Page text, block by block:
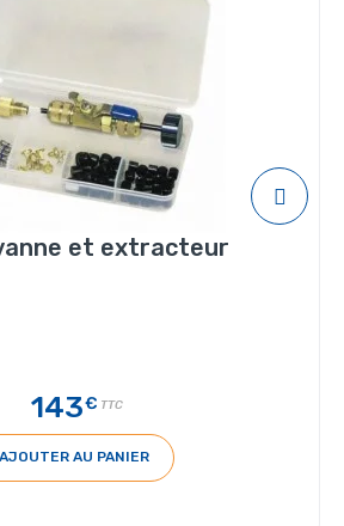
et extracteur
143€ TTC
AJOUTER AU PANIER